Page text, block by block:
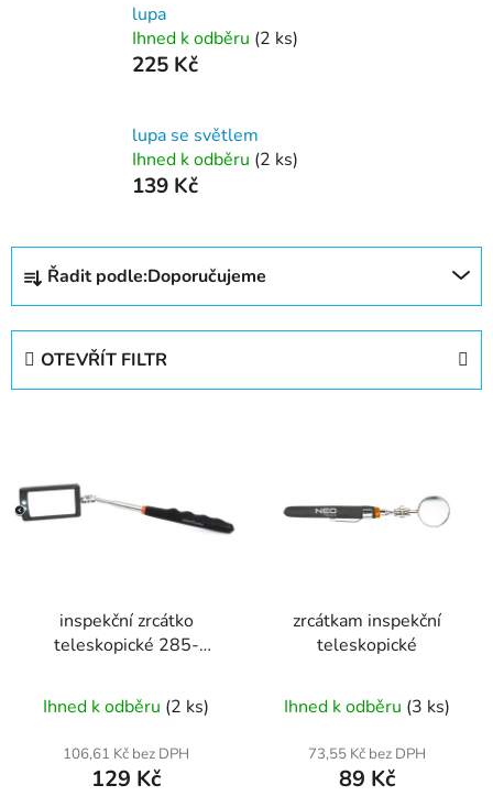
lupa
Ihned k odběru (2 ks)
225 Kč
lupa se světlem
Ihned k odběru (2 ks)
139 Kč
Ř
z
o
d
Řadit podle:Doporučujeme
OTEVŘÍT FILTR
p
i
inspekční zrcátko
teleskopické 285-
Ihned k odběru (2 ks)
106,61 Kč bez DPH
129 Kč
zrcátkam inspekční
teleskopické
Ihned k odběru (3 ks)
73,55 Kč bez DPH
89 Kč